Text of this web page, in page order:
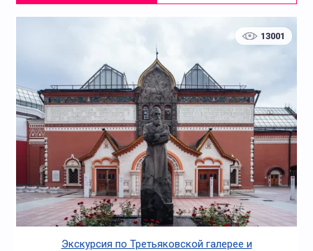
13001
Экскурсия по Третьяковской галерее и